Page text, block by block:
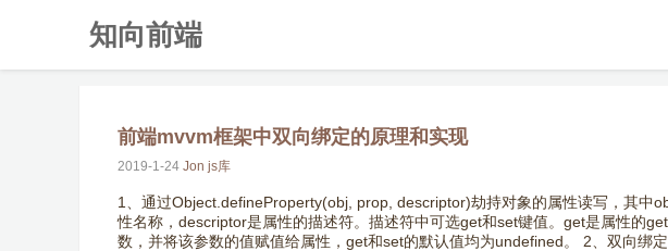
知向前端
前端mvvm框架中双向绑定的原理和实现
2019-1-24 Jon js库
1、通过Object.defineProperty(obj, prop, descriptor)劫持对象的属性读写，其中
性名称，descriptor是属性的描述符。描述符中可选get和set键值。get是属性的
数，并将该参数的值赋值给属性，get和set的默认值均为undefined。 2、双向绑